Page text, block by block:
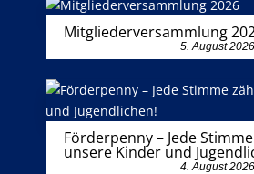
Mitgliederversammlung
5. August 2026
Förderpenny – Jede
unsere Kinder und
4. August 2026